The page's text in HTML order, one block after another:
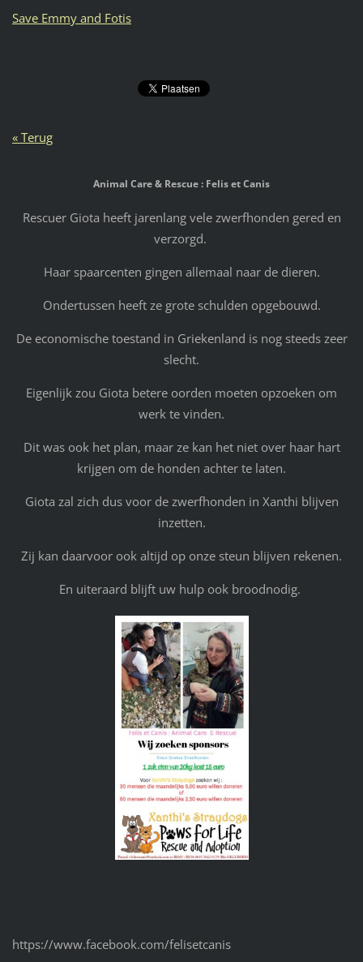
Save Emmy and Fotis
« Terug
Animal Care & Rescue : Felis et Canis
Rescuer Giota heeft jarenlang vele zwerfhonden gered en
verzorgd.
Haar spaarcenten gingen allemaal naar de dieren.
Ondertussen heeft ze grote schulden opgebouwd.
De economische toestand in Griekenland is nog steeds zeer
slecht.
Eigenlijk zou Giota betere oorden moeten opzoeken om
werk te vinden.
Dit was ook het plan, maar ze kan het niet over haar hart
krijgen om de honden achter te laten.
Giota zal zich dus voor de zwerfhonden in Xanthi blijven
inzetten.
Zij kan daarvoor ook altijd op onze steun blijven rekenen.
En uiteraard blijft uw hulp ook broodnodig.
https://www.facebook.com/felisetcanis